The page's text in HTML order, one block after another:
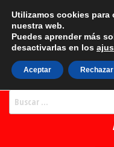
Saltar
contenido
Categorías
Utilizamos cookies para
nuestra web.
Puedes aprender más
desactivarlas en los
Aceptar Rechazar